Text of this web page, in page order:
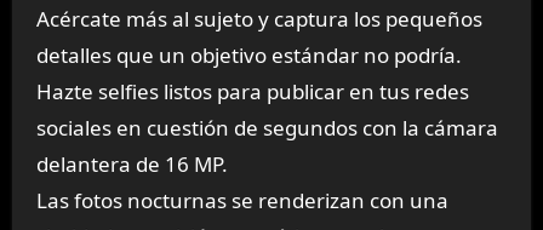
Acércate más al sujeto y captura los pequeños
detalles que un objetivo estándar no podría.
Hazte selfies listos para publicar en tus redes
sociales en cuestión de segundos con la cámara
delantera de 16 MP.
Las fotos nocturnas se renderizan con una